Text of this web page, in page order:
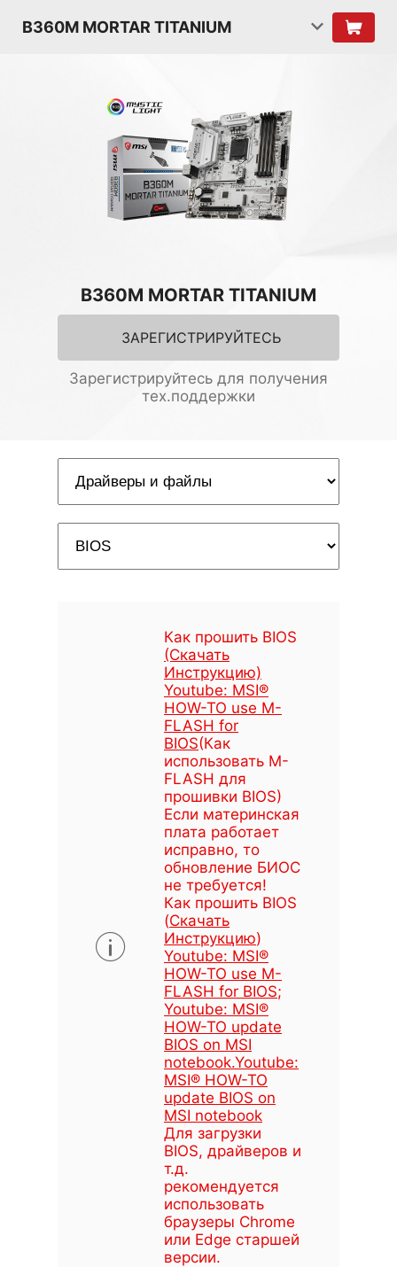
B360M MORTAR TITANIUM
B360M MORTAR TITANIUM
ЗАРЕГИСТРИРУЙТЕСЬ
Зарегистрируйтесь для получения
тех.поддержки
Как прошить BIOS
(Скачать
Инструкцию)
Youtube: MSI®
HOW-TO use M-
FLASH for
BIOS(Как
использовать M-
FLASH для
прошивки BIOS)
Если материнская
плата работает
исправно, то
обновление БИОС
не требуется!
Как прошить BIOS
(Скачать
Инструкцию)
Youtube: MSI®
HOW-TO use M-
FLASH for BIOS;
Youtube: MSI®
HOW-TO update
BIOS on MSI
notebook.Youtube:
MSI® HOW-TO
update BIOS on
MSI notebook
Для загрузки
BIOS, драйверов и
т.д.
рекомендуется
использовать
браузеры Chrome
или Edge старшей
версии.